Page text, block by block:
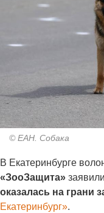
© ЕАН. Собака
В Екатеринбурге
«ЗооЗащита»
оказалась на грани
Екатеринбург».